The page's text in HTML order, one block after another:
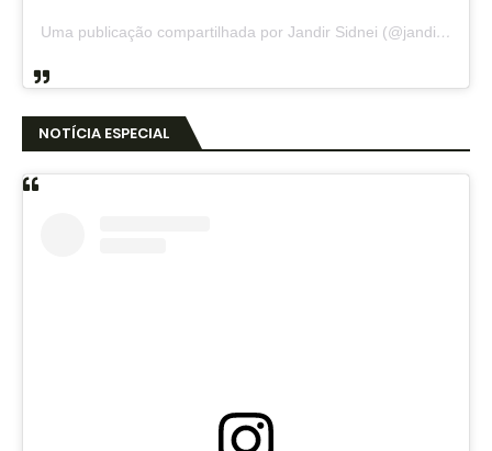
Uma publicação compartilhada por Jandir Sidnei (@jandirsidnei)
NOTÍCIA ESPECIAL